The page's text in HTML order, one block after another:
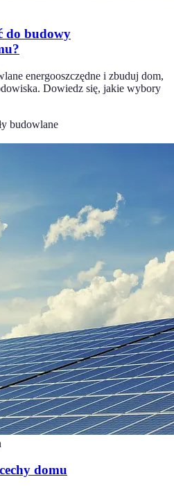
do budowy
energooszczędne i zbuduj dom,
Dowiedz się, jakie wybory
budowlane
domu